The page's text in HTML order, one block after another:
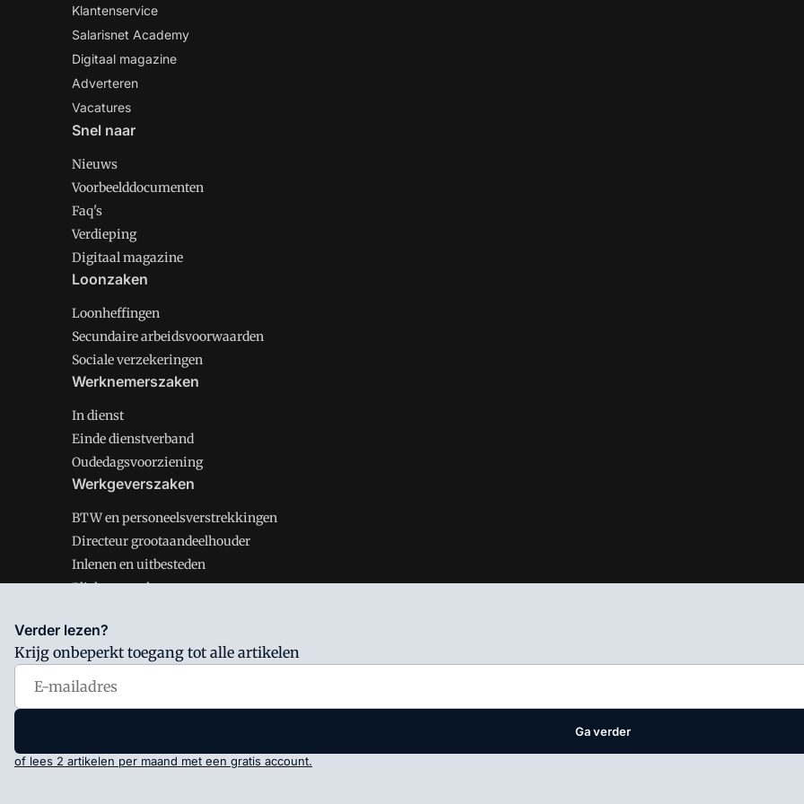
Klantenservice
Salarisnet Academy
Digitaal magazine
Adverteren
Vacatures
Snel naar
Nieuws
Voorbeelddocumenten
Faq's
Verdieping
Digitaal magazine
Loonzaken
Loonheffingen
Secundaire arbeidsvoorwaarden
Sociale verzekeringen
Werknemerszaken
In dienst
Einde dienstverband
Oudedagsvoorziening
Werkgeverszaken
BTW en personeelsverstrekkingen
Directeur grootaandeelhouder
Inlenen en uitbesteden
Plichten werkgever
Salarisnet is onderdeel van VMN media. Lees inons manifestwaar VMN media voor staat. Op gebruik van deze site zijn de
Voorwaarden
Verder lezen?
Krijg onbeperkt toegang tot alle artikelen
Ga verder
of lees 2 artikelen per maand met een gratis account.